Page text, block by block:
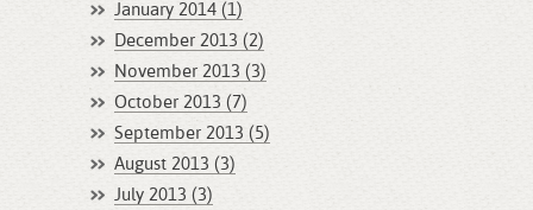
January 2014 (1)
December 2013 (2)
November 2013 (3)
October 2013 (7)
September 2013 (5)
August 2013 (3)
July 2013 (3)